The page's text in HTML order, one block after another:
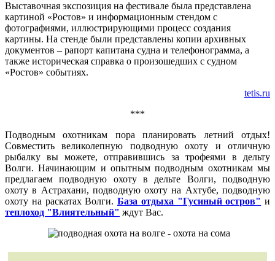
Выставочная экспозиция на фестивале была представлена
картиной «Ростов» и информационным стендом с
фотографиями, иллюстрирующими процесс создания
картины. На стенде были представлены копии архивных
документов – рапорт капитана судна и телефонограмма, а
также историческая справка о произошедших с судном
«Ростов» событиях.
tetis.ru
***
Подводным охотникам пора планировать летний отдых!
Совместить великолепную подводную охоту и отличную
рыбалку вы можете, отправившись за трофеями в дельту
Волги. Начинающим и опытным подводным охотникам мы
предлагаем подводную охоту в дельте Волги, подводную
охоту в Астрахани, подводную охоту на Ахтубе, подводную
охоту на раскатах Волги. База отдыха "Гусиный остров" и
теплоход "Влиятельный" ждут Вас.